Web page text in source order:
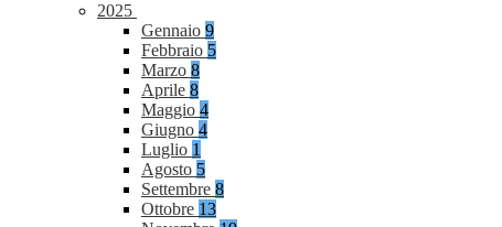
2025
Gennaio 9
Febbraio 5
Marzo 8
Aprile 8
Maggio 4
Giugno 4
Luglio 1
Agosto 5
Settembre 8
Ottobre 13